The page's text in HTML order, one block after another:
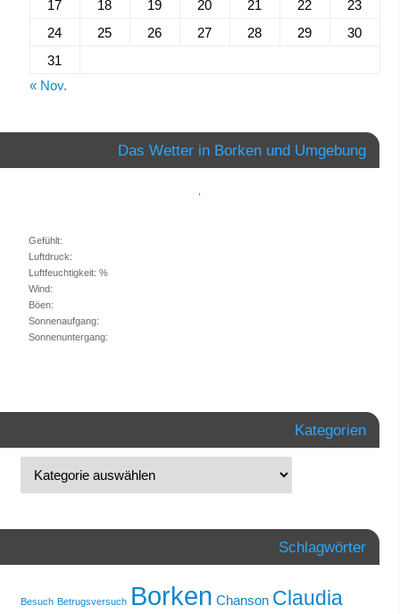
17 18 19 20 21 22
23
24
25 26 27 28 29
30
31
« Nov.
Das Wetter in Borken und Umgebung
Gefühlt:
Luftdruck:
Luftfeuchtigkeit: %
Wind:
Böen:
Sonnenaufgang:
Sonnenuntergang:
Kategorien
Schlagwörter
Besuch Betrugsversuch Borken Chanson Claudia